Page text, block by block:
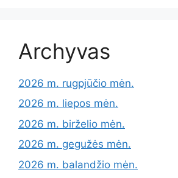
Archyvas
2026 m. rugpjūčio mėn.
2026 m. liepos mėn.
2026 m. birželio mėn.
2026 m. gegužės mėn.
2026 m. balandžio mėn.